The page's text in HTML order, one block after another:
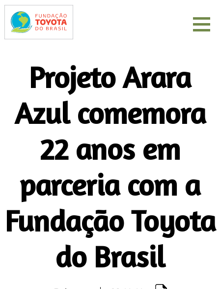
Projeto Arara
Azul comemora
22 anos em
parceria com a
Fundação Toyota
do Brasil